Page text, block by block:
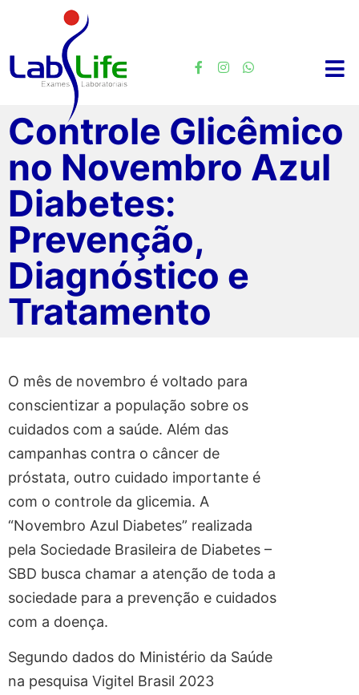
Controle Glicêmico
no Novembro Azul
Diabetes:
Prevenção,
Diagnóstico e
Tratamento
O mês de novembro é voltado para
conscientizar a população sobre os
cuidados com a saúde. Além das
campanhas contra o câncer de
próstata, outro cuidado importante é
com o controle da glicemia. A
“Novembro Azul Diabetes” realizada
pela Sociedade Brasileira de Diabetes –
SBD busca chamar a atenção de toda a
sociedade para a prevenção e cuidados
com a doença.
Segundo dados do Ministério da Saúde
na pesquisa Vigitel Brasil 2023